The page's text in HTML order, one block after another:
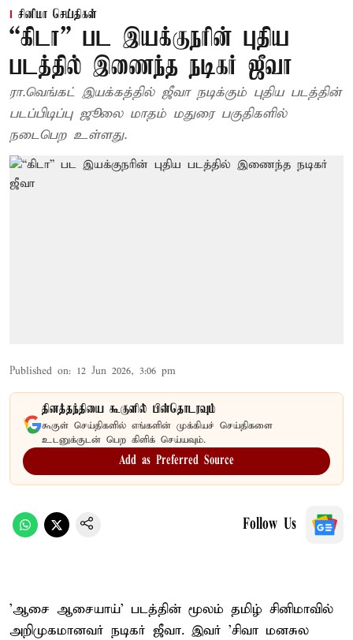
சினிமா செய்திகள்
“கிடா” பட இயக்குநரின் புதிய
படத்தில் இணைந்த நடிகர் ஜீவா
ரா.வெங்கட் இயக்கத்தில் ஜீவா நடிக்கும் புதிய படத்தின்
படப்பிடிப்பு ஜூலை மாதம் மதுரை பகுதிகளில்
நடைபெற உள்ளது.
Published on: 12 Jun 2026, 3:06 pm
தினத்தந்தியை கூகுளில் பின்தொடரவும்
கூகுள் செய்திகளில் எங்களின் முக்கியச் செய்திகளை
உடனுக்குடன் பெற கிளிக் செய்யவும்.
Add as Preferred Source
Follow Us
'ஆசை ஆசையாய்' படத்தின் மூலம் தமிழ் சினிமாவில்
அறிமுகமானவர் நடிகர் ஜீவா. இவர் 'சிவா மனசுல